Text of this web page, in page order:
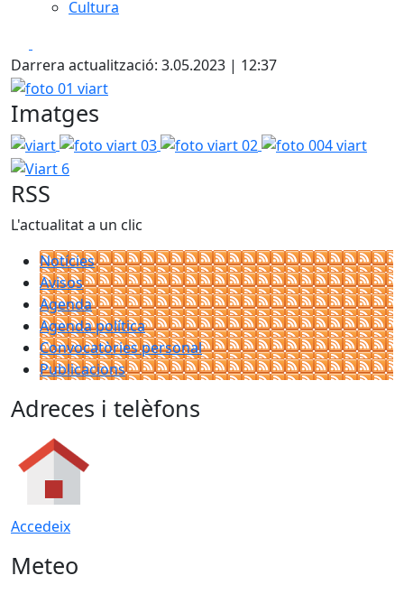
Cultura
Darrera actualització: 3.05.2023 | 12:37
foto 01 viart
Imatges
viart foto viart 03 foto viart 02 foto 004 viart Viart
RSS
L'actualitat a un clic
Notícies
Avisos
Agenda
Agenda política
Convocatòries personal
Publicacions
Adreces i telèfons
Accedeix
Meteo